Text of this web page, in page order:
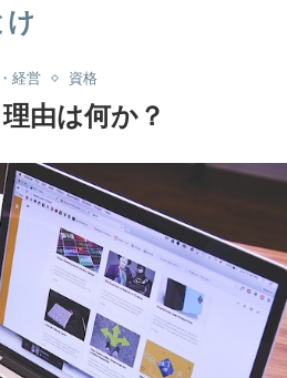
け
経営 資格
由は何か？